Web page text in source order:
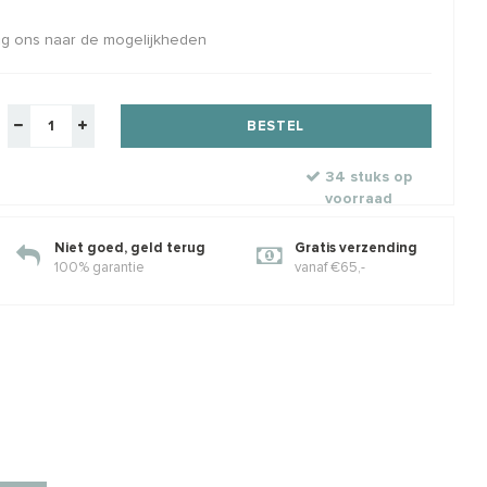
kralen rond
€8,22
14 karaat gouden kraaltje ca.
Incl. btw €5,74
ons naar de mogelijkheden
BESTEL
34 stuks op
voorraad
Niet goed, geld terug
100% garantie
Gratis verzending
vanaf €65,-